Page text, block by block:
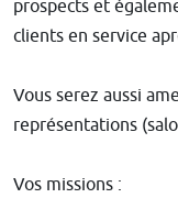
prospects et
clients en service
Vous serez aussi
représentations
Vos missions :